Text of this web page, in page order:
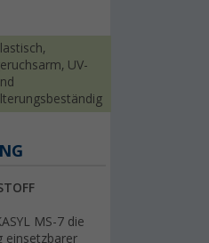
UV-
MS-7 die
einsetzbarer